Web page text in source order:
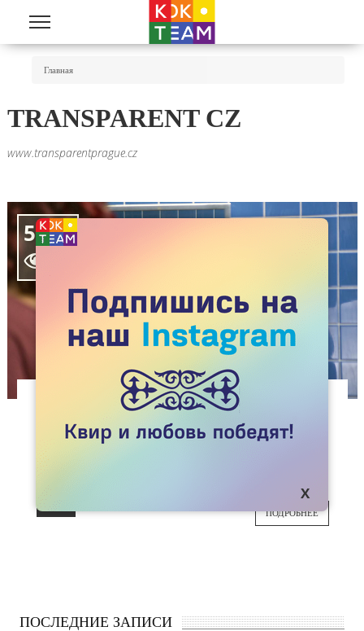
Перейти к основному содержанию
Главная
TRANSPARENT CZ
www.transparentprague.cz
5358

БЫТЬ ИЛИ КАЗАТЬСЯ?
07
ПОДРОБНЕЕ
ПОСЛЕДНИЕ ЗАПИСИ